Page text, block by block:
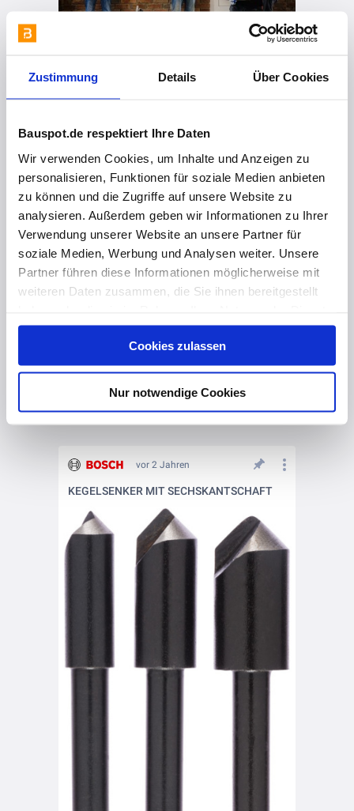
Zustimmung Details Über Cookies
Bauspot.de respektiert Ihre Daten
Wir verwenden Cookies, um Inhalte und Anzeigen zu
personalisieren, Funktionen für soziale Medien anbieten
zu können und die Zugriffe auf unsere Website zu
analysieren. Außerdem geben wir Informationen zu Ihrer
Verwendung unserer Website an unsere Partner für
soziale Medien, Werbung und Analysen weiter. Unsere
Partner führen diese Informationen möglicherweise mit
weiteren Daten zusammen, die Sie ihnen bereitgestellt
gesammelt haben. Hier finden Sie Informationen zum
und unserImpressum.
Cookies zulassen
Nur notwendige Cookies
3-TEILIGES FREIHANDFRÄSER-SET
vor 2 Jahren
KEGELSENKER MIT SECHSKANTSCHAFT